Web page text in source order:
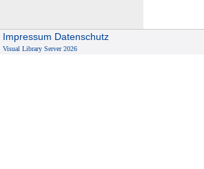
Impressum Datenschutz
Visual Library Server 2026